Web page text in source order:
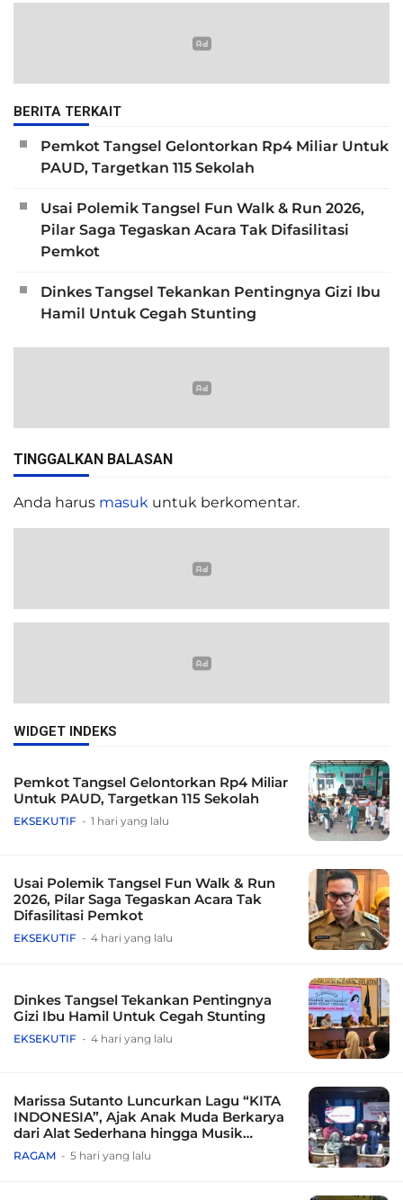
BERITA TERKAIT
Pemkot Tangsel Gelontorkan Rp4 Miliar Untuk
PAUD, Targetkan 115 Sekolah
Usai Polemik Tangsel Fun Walk & Run 2026,
Pilar Saga Tegaskan Acara Tak Difasilitasi
Pemkot
Dinkes Tangsel Tekankan Pentingnya Gizi Ibu
Hamil Untuk Cegah Stunting
TINGGALKAN BALASAN
Anda harus masuk untuk berkomentar.
WIDGET INDEKS
Pemkot Tangsel Gelontorkan Rp4 Miliar
Untuk PAUD, Targetkan 115 Sekolah
EKSEKUTIF 1 hari yang lalu
Usai Polemik Tangsel Fun Walk & Run
2026, Pilar Saga Tegaskan Acara Tak
Difasilitasi Pemkot
EKSEKUTIF 4 hari yang lalu
Dinkes Tangsel Tekankan Pentingnya
Gizi Ibu Hamil Untuk Cegah Stunting
EKSEKUTIF 4 hari yang lalu
Marissa Sutanto Luncurkan Lagu “KITA
INDONESIA”, Ajak Anak Muda Berkarya
dari Alat Sederhana hingga Musik
Tradisional
RAGAM 5 hari yang lalu